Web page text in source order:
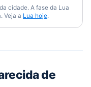
cidade. A fase da Lua
Veja a Lua hoje.
de